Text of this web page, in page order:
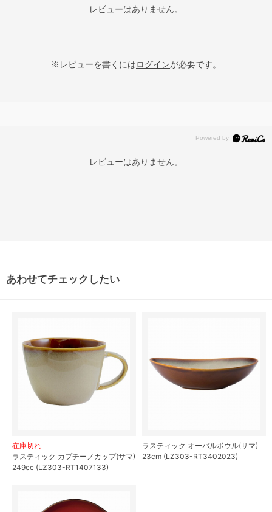
レビューはありません。
※レビューを書くにはログインが必要です。
レビューはありません。
あわせてチェックしたい
在庫切れ
ラスティック カプチーノカップ(サマ)
249cc (LZ303-RT1407133)
ラスティック オーバルボウル(サマ)
23cm (LZ303-RT3402023)